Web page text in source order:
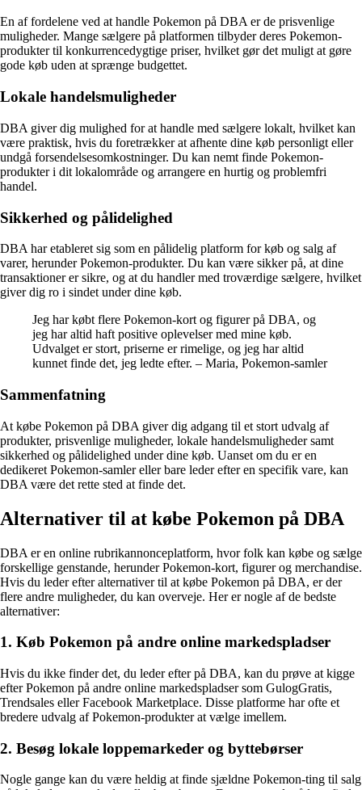
En af fordelene ved at handle Pokemon på DBA er de prisvenlige
muligheder. Mange sælgere på platformen tilbyder deres Pokemon-
produkter til konkurrencedygtige priser, hvilket gør det muligt at gøre
gode køb uden at sprænge budgettet.
Lokale handelsmuligheder
DBA giver dig mulighed for at handle med sælgere lokalt, hvilket kan
være praktisk, hvis du foretrækker at afhente dine køb personligt eller
undgå forsendelsesomkostninger. Du kan nemt finde Pokemon-
produkter i dit lokalområde og arrangere en hurtig og problemfri
handel.
Sikkerhed og pålidelighed
DBA har etableret sig som en pålidelig platform for køb og salg af
varer, herunder Pokemon-produkter. Du kan være sikker på, at dine
transaktioner er sikre, og at du handler med troværdige sælgere, hvilket
giver dig ro i sindet under dine køb.
Jeg har købt flere Pokemon-kort og figurer på DBA, og
jeg har altid haft positive oplevelser med mine køb.
Udvalget er stort, priserne er rimelige, og jeg har altid
kunnet finde det, jeg ledte efter. – Maria, Pokemon-samler
Sammenfatning
At købe Pokemon på DBA giver dig adgang til et stort udvalg af
produkter, prisvenlige muligheder, lokale handelsmuligheder samt
sikkerhed og pålidelighed under dine køb. Uanset om du er en
dedikeret Pokemon-samler eller bare leder efter en specifik vare, kan
DBA være det rette sted at finde det.
Alternativer til at købe Pokemon på DBA
DBA er en online rubrikannonceplatform, hvor folk kan købe og sælge
forskellige genstande, herunder Pokemon-kort, figurer og merchandise.
Hvis du leder efter alternativer til at købe Pokemon på DBA, er der
flere andre muligheder, du kan overveje. Her er nogle af de bedste
alternativer:
1. Køb Pokemon på andre online markedspladser
Hvis du ikke finder det, du leder efter på DBA, kan du prøve at kigge
efter Pokemon på andre online markedspladser som GulogGratis,
Trendsales eller Facebook Marketplace. Disse platforme har ofte et
bredere udvalg af Pokemon-produkter at vælge imellem.
2. Besøg lokale loppemarkeder og byttebørser
Nogle gange kan du være heldig at finde sjældne Pokemon-ting til salg